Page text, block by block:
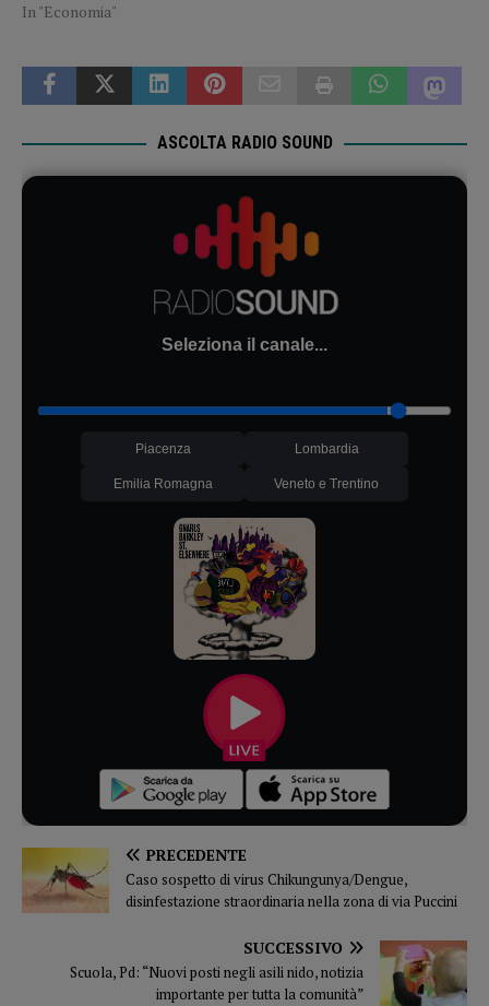
In "Economia"
ASCOLTA RADIO SOUND
Seleziona il canale...
Piacenza Lombardia
Emilia Romagna Veneto e Trentino
PRECEDENTE
Caso sospetto di virus Chikungunya/Dengue,
disinfestazione straordinaria nella zona di via Puccini
SUCCESSIVO
Scuola, Pd: “Nuovi posti negli asili nido, notizia
importante per tutta la comunità”